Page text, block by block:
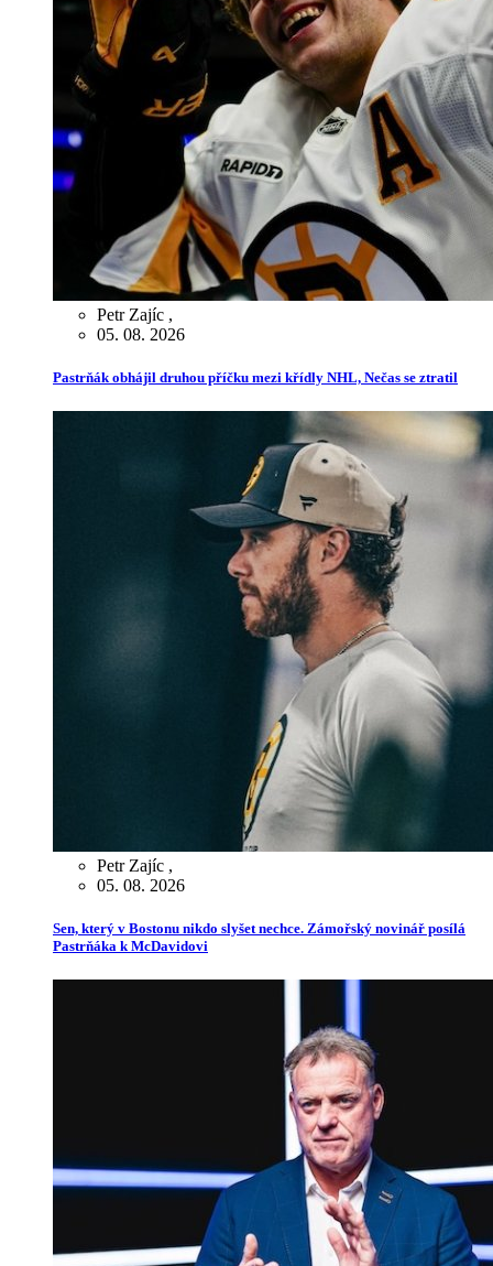
Petr Zajíc ,
05. 08. 2026
Pastrňák obhájil druhou příčku mezi křídly NHL, Nečas se ztratil
Petr Zajíc ,
05. 08. 2026
Sen, který v Bostonu nikdo slyšet nechce. Zámořský novinář posílá
Pastrňáka k McDavidovi